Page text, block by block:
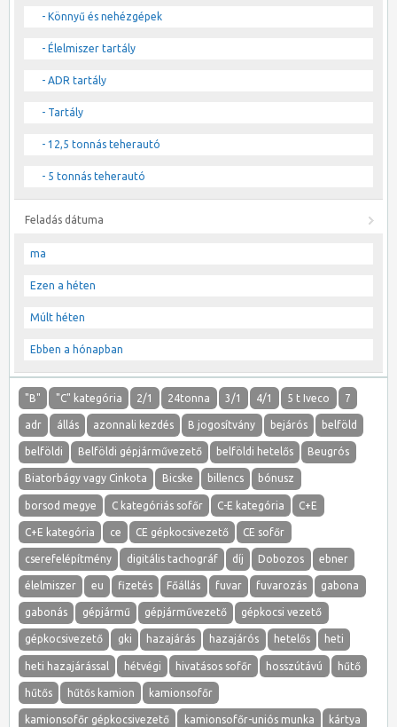
- Könnyű és nehézgépek
- Élelmiszer tartály
- ADR tartály
- Tartály
- 12,5 tonnás teherautó
- 5 tonnás teherautó
Feladás dátuma
ma
Ezen a héten
Múlt héten
Ebben a hónapban
"B" "C" kategória 2/1 24tonna 3/1 4/1 5 t Iveco 7
adr állás azonnali kezdés B jogosítvány bejárós belföld
belföldi Belföldi gépjárművezető belföldi hetelős Beugrós
Biatorbágy vagy Cinkota Bicske billencs bónusz
borsod megye C kategóriás sofőr C-E kategória C+E
C+E kategória ce CE gépkocsivezető CE sofőr
cserefelépítmény digitális tachográf díj Dobozos ebner
élelmiszer eu fizetés Főállás fuvar fuvarozás gabona
gabonás gépjármű gépjárművezető gépkocsi vezető
gépkocsivezető gki hazajárás hazajárós hetelős heti
heti hazajárással hétvégi hivatásos sofőr hosszútávú hűtő
hűtős hűtős kamion kamionsofőr
kamionsofőr gépkocsivezető kamionsofőr-uniós munka kártya